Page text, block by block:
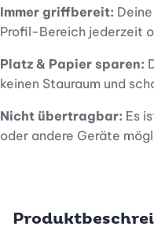
Immer griffbereit:
Profil-Bereich jederzeit
Platz & Papier sparen:
keinen Stauraum und
Nicht übertragbar: Es
oder andere Geräte